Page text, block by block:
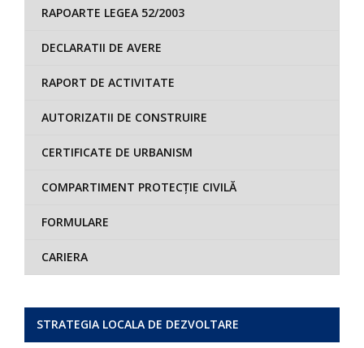
RAPOARTE LEGEA 52/2003
DECLARATII DE AVERE
RAPORT DE ACTIVITATE
AUTORIZATII DE CONSTRUIRE
CERTIFICATE DE URBANISM
COMPARTIMENT PROTECȚIE CIVILĂ
FORMULARE
CARIERA
STRATEGIA LOCALA DE DEZVOLTARE